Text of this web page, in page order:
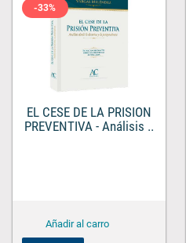
-33%
EL CESE DE LA PRISION
PREVENTIVA - Análisis ..